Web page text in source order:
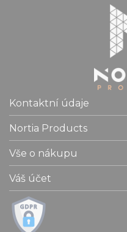
Kontaktní údaje
Nortia Products
Vše o nákupu
Váš účet